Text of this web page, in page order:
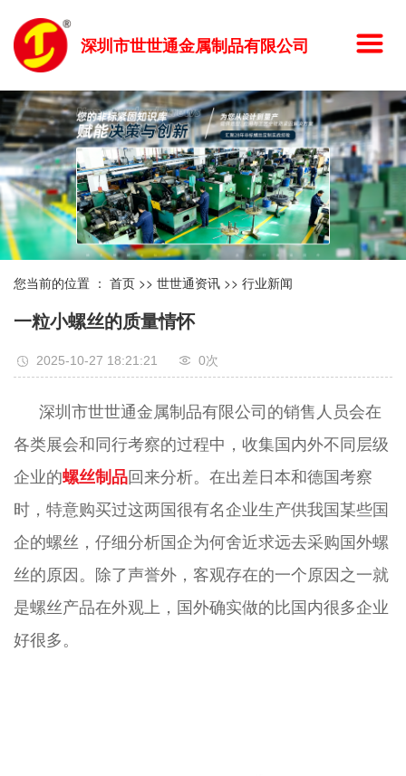
深圳市世世通金属制品有限公司
您当前的位置 ： 首页 >> 世世通资讯 >> 行业新闻
一粒小螺丝的质量情怀
2025-10-27 18:21:21 0次
深圳市世世通金属制品有限公司的销售人员会在
各类展会和同行考察的过程中，收集国内外不同层级
企业的螺丝制品回来分析。在出差日本和德国考察
时，特意购买过这两国很有名企业生产供我国某些国
企的螺丝，仔细分析国企为何舍近求远去采购国外螺
丝的原因。除了声誉外，客观存在的一个原因之一就
是螺丝产品在外观上，国外确实做的比国内很多企业
好很多。